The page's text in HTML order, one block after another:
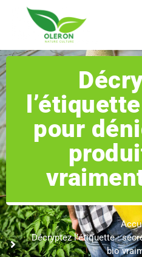
pour
Décryptez l’étiquette :
bio